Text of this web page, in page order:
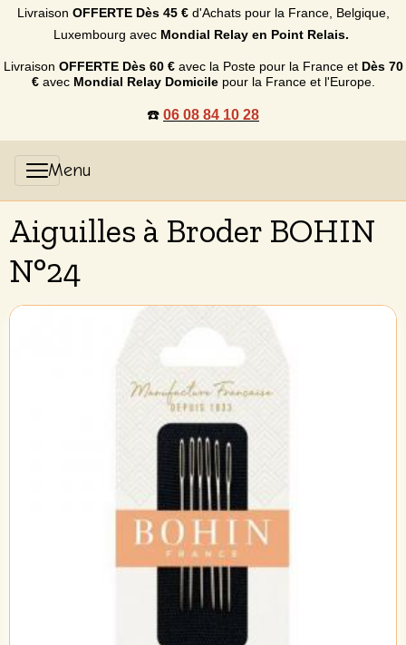
Livraison OFFERTE Dès 45 €d'Achats pour la France, Belgique,
Luxembourg avec Mondial Relay en Point Relais.
Livraison OFFERTE Dès 60 €avec la Poste pour la France et Dès 70
€avec Mondial Relay Domicilepour la France et l'Europe.
☎️ 06 08 84 10 28
Aiguilles à Broder BOHIN
N°24